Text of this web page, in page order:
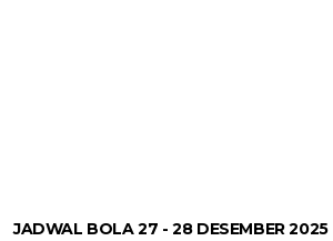
JADWAL BOLA 27 - 28 DESEMBER 2025